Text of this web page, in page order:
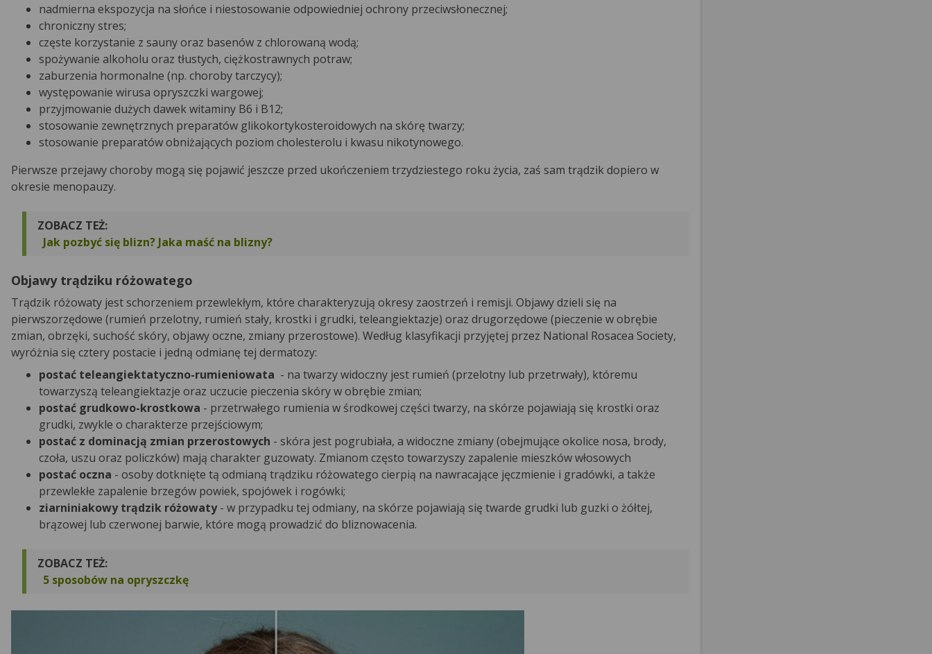
nadmierna ekspozycja na słońce i niestosowanie odpowiedniej ochrony przeciwsłonecznej;
chroniczny stres;
częste korzystanie z sauny oraz basenów z chlorowaną wodą;
spożywanie alkoholu oraz tłustych, ciężkostrawnych potraw;
zaburzenia hormonalne (np. choroby tarczycy);
występowanie wirusa opryszczki wargowej;
przyjmowanie dużych dawek witaminy B6 i B12;
stosowanie zewnętrznych preparatów glikokortykosteroidowych na skórę twarzy;
stosowanie preparatów obniżających poziom cholesterolu i kwasu nikotynowego.
Pierwsze przejawy choroby mogą się pojawić jeszcze przed ukończeniem trzydziestego roku życia, zaś sam trądzik dopiero w
okresie menopauzy.
ZOBACZ TEŻ:
Jak pozbyć się blizn? Jaka maść na blizny?
Objawy trądziku różowatego
Trądzik różowaty jest schorzeniem przewlekłym, które charakteryzują okresy zaostrzeń i remisji. Objawy dzieli się na
pierwszorzędowe (rumień przelotny, rumień stały, krostki i grudki, teleangiektazje) oraz drugorzędowe (pieczenie w obrębie
zmian, obrzęki, suchość skóry, objawy oczne, zmiany przerostowe). Według klasyfikacji przyjętej przez National Rosacea Society,
wyróżnia się cztery postacie i jedną odmianę tej dermatozy:
postać teleangiektatyczno-rumieniowata - na twarzy widoczny jest rumień (przelotny lub przetrwały), któremu
towarzyszą teleangiektazje oraz uczucie pieczenia skóry w obrębie zmian;
postać grudkowo-krostkowa - przetrwałego rumienia w środkowej części twarzy, na skórze pojawiają się krostki oraz
grudki, zwykle o charakterze przejściowym;
postać z dominacją zmian przerostowych - skóra jest pogrubiała, a widoczne zmiany (obejmujące okolice nosa, brody,
czoła, uszu oraz policzków) mają charakter guzowaty. Zmianom często towarzyszy zapalenie mieszków włosowych
postać oczna - osoby dotknięte tą odmianą trądziku różowatego cierpią na nawracające jęczmienie i gradówki, a także
przewlekłe zapalenie brzegów powiek, spojówek i rogówki;
ziarniniakowy trądzik różowaty- w przypadku tej odmiany, na skórze pojawiają się twarde grudki lub guzki o żółtej,
brązowej lub czerwonej barwie, które mogą prowadzić do bliznowacenia.
ZOBACZ TEŻ:
5 sposobów na opryszczkę